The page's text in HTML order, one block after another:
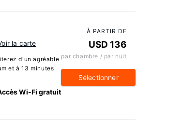
la carte
d'un agréable
et à 13 minutes
Wi-Fi gratuit
À PARTIR DE
USD 136
par chambre / par nuit
Sélectionner